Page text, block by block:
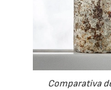
Comparativa